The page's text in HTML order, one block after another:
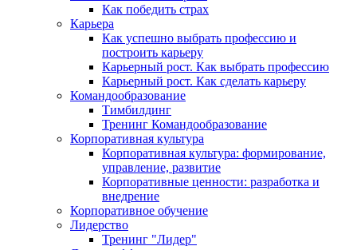
Как победить страх
Карьера
Как успешно выбрать профессию и
построить карьеру
Карьерный рост. Как выбрать профессию
Карьерный рост. Как сделать карьеру
Командообразование
Тимбилдинг
Тренинг Командообразование
Корпоративная культура
Корпоративная культура: формирование,
управление, развитие
Корпоративные ценности: разработка и
внедрение
Корпоративное обучение
Лидерство
Тренинг "Лидер"